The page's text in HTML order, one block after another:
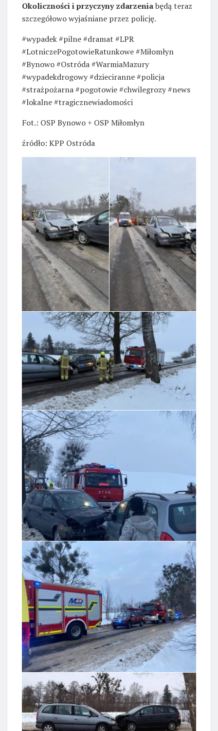
Okoliczności i przyczyny zdarzeniabędą teraz
szczegółowo wyjaśniane przez policję.
#wypadek #pilne #dramat #LPR
#LotniczePogotowieRatunkowe #Miłomłyn
#Bynowo #Ostróda #WarmiaMazury
#wypadekdrogowy #dzieciranne #policja
#strażpożarna #pogotowie #chwilegrozy #news
#lokalne #tragicznewiadomości
Fot.: OSP Bynowo + OSP Miłomłyn
źródło: KPP Ostróda